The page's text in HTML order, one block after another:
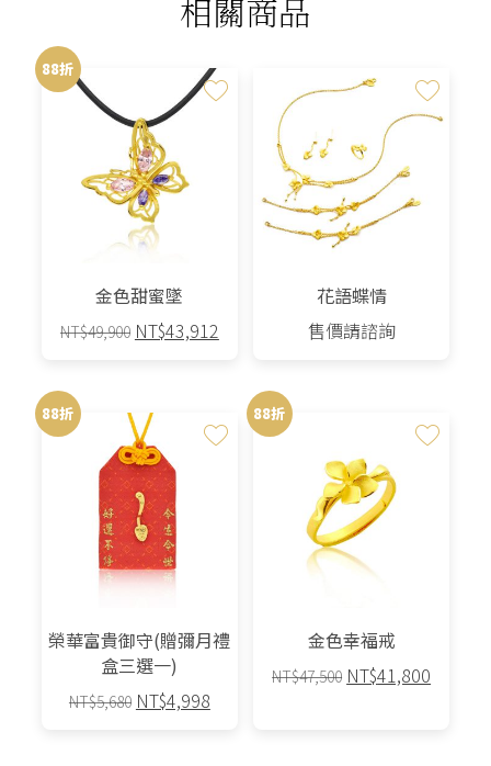
相關商品
88折
金色甜蜜墜
NT$49,900 原
格：
NT$49,900。
NT$43,912
格：
NT$43,912。
花語蝶情
售價請諮詢
88折
榮華富貴御守(贈彌月禮
盒三選一)
NT$5,680 原
NT$4,998目
88折
金色幸福戒
NT$47,500 原
NT$41,800